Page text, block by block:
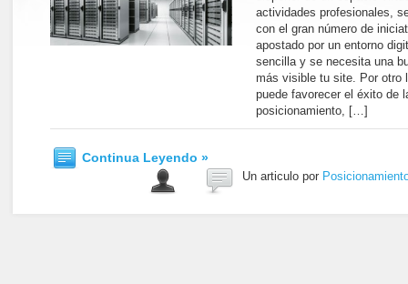
actividades profesionales,
con el gran número de
apostado por un entorno
sencilla y se necesita una
más visible tu site. Por otro
puede favorecer el éxito de
posicionamiento, […]
Continua Leyendo »
Un articulo por